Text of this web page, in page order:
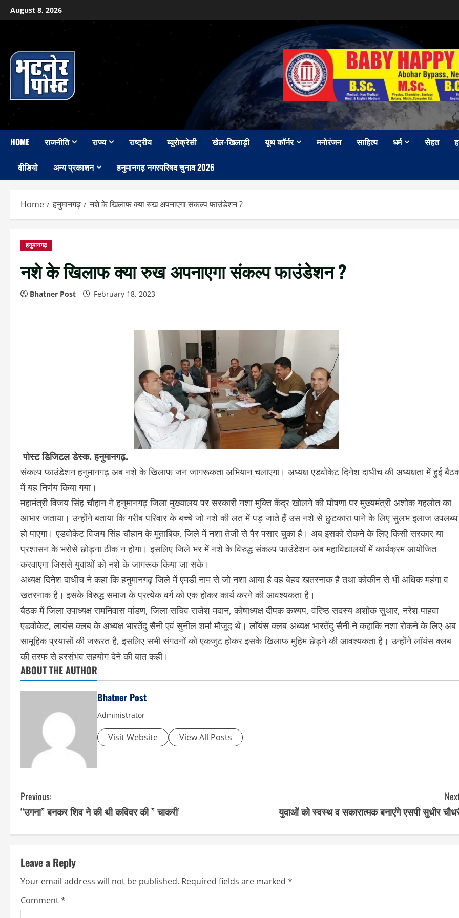
Skip
to
August 8, 2026
HOME राजनीति राज्य राष्ट्रीय ब्यूरोक्रेसी खेल-खिलाड़ी यूथ कॉर्नर मनोरंजन साहित्य धर्म सेहत
वीडियो अन्य प्रकाशन हनुमानगढ़ नगरपरिषद चुनाव 2026
Home हनुमानगढ़ नशे के खिलाफ क्या रुख अपनाएगा संकल्प फाउंडेशन ?
हनुमानगढ़
नशे के खिलाफ क्या रुख अपनाएगा संकल्प फाउंडेशन ?
Bhatner Post February 18, 2023
पोस्ट डिजिटल डेस्क. हनुमानगढ़.
संकल्प फाउंडेशन हनुमानगढ़ अब नशे के खिलाफ जन जागरूकता अभियान चलाएगा। अध्यक्ष एडवोकेट दिनेश दाधीच की अध्यक्षता में हुई
में यह निर्णय किया गया।
महामंत्री विजय सिंह चौहान ने हनुमानगढ़ जिला मुख्यालय पर सरकारी नशा मुक्ति केंद्र खोलने की घोषणा पर मुख्यमंत्री अशोक गहलोत का
आभार जताया। उन्होंने बताया कि गरीब परिवार के बच्चे जो नशे की लत में पड़ जाते हैं उस नशे से छुटकारा पाने के लिए सुलभ इलाज उपलब्ध
हो पाएगा। एडवोकेट विजय सिंह चौहान के मुताबिक, जिले में नशा तेजी से पैर पसार चुका है। अब इसको रोकने के लिए किसी सरकार या
प्रशासन के भरोसे छोड़ना ठीक न होगा। इसलिए जिले भर में नशे के विरुद्ध संकल्प फाउंडेशन अब महाविद्यालयों में कार्यक्रम आयोजित
करवाएगा जिससे युवाओं को नशे के जागरूक किया जा सके।
अध्यक्ष दिनेश दाधीच ने कहा कि हनुमानगढ़ जिले में एमडी नाम से जो नशा आया है वह बेहद खतरनाक है तथा कोकीन से भी अधिक महंगा व
खतरनाक है। इसके विरुद्ध समाज के प्रत्येक वर्ग को एक होकर कार्य करने की आवश्यकता है।
बैठक में जिला उपाध्यक्ष रामनिवास मांडण, जिला सचिव राजेश मदान, कोषाध्यक्ष दीपक कश्यप, वरिष्ठ सदस्य अशोक सुथार, नरेश पाहवा
एडवोकेट, लायंस क्लब के अध्यक्ष भारतेंदु सैनी एवं सुनील शर्मा मौजूद थे। लॉयंस क्लब अध्यक्ष भारतेंदु सैनी ने कहाकि नशा रोकने के लिए अब
सामूहिक प्रयासों की जरूरत है, इसलिए सभी संगठनों को एकजुट होकर इसके खिलाफ मुहिम छेड़ने की आवश्यकता है। उन्होंने लॉयंस क्लब
की तरफ से हरसंभव सहयोग देने की बात कही।
ABOUT THE AUTHOR
Bhatner Post
Administrator
Visit Website View All Posts
C
o
n
t
i
n
Previous:
“उगना” बनकर शिव ने की थी कविवर की ” चाकरी’
युवाओं को स्वस्थ व सकारात्मक बनाएंगे एसपी सुधीर
Leave a Reply
Your email address will not be published. Required fields are marked *
Comment*